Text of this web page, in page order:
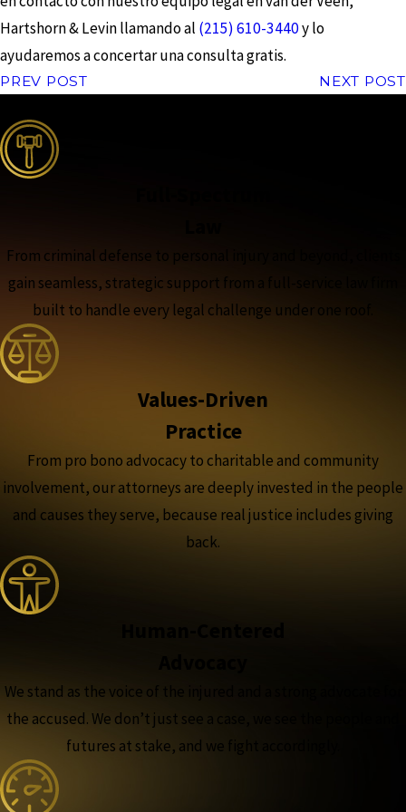
Hartshorn & Levin llamando al (215) 610-3440y lo
ayudaremos a concertar una consulta gratis.
PREV POST
NEXT POST
From criminal defense to personal injury and beyond, clients
gain seamless, strategic support from a full-service law firm
built to handle every legal challenge under one roof.
Values-Driven
Practice
From pro bono advocacy to charitable and community
involvement, our attorneys are deeply invested in the people
and causes they serve, because real justice includes giving
back.
We stand as the voice of the injured and a strong advocate for
the accused. We don’t just see a case, we see the people and
futures at stake, and we fight accordingly.